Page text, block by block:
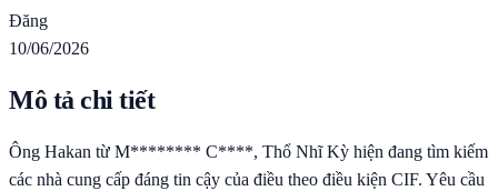
Đăng
10/06/2026
Mô tả chi tiết
Ông Hakan từ M******** C****, Thổ Nhĩ Kỳ hiện đang tìm kiếm
các nhà cung cấp đáng tin cậy của điều theo điều kiện CIF. Yêu cầu